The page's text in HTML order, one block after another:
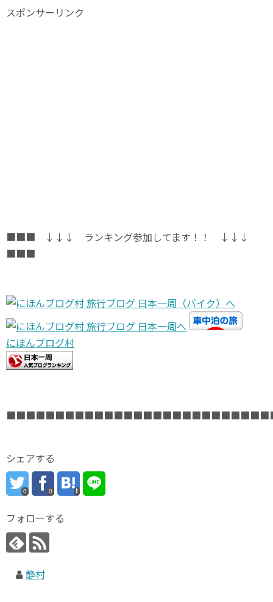
スポンサーリンク
■■■ ↓↓↓ ランキング参加してます！！ ↓↓↓
■■■
にほんブログ村
シェアする
0 0
フォローする
静村